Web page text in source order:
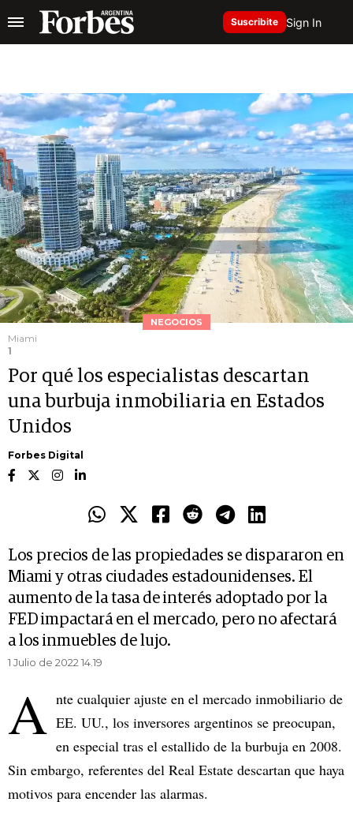
Suscribite Sign In
NEGOCIOS
Miami
1
Por qué los especialistas descartan
una burbuja inmobiliaria en Estados
Unidos
Forbes Digital
Los precios de las propiedades se dispararon en
Miami y otras ciudades estadounidenses. El
aumento de la tasa de interés adoptado por la
FED impactará en el mercado, pero no afectará
a los inmuebles de lujo.
1 Julio de 2022 14.19
A nte cualquier ajuste en el mercado inmobiliario de
EE. UU., los inversores argentinos se preocupan,
en especial tras el estallido de la burbuja en 2008.
Sin embargo, referentes del Real Estate descartan que haya
motivos para encender las alarmas.